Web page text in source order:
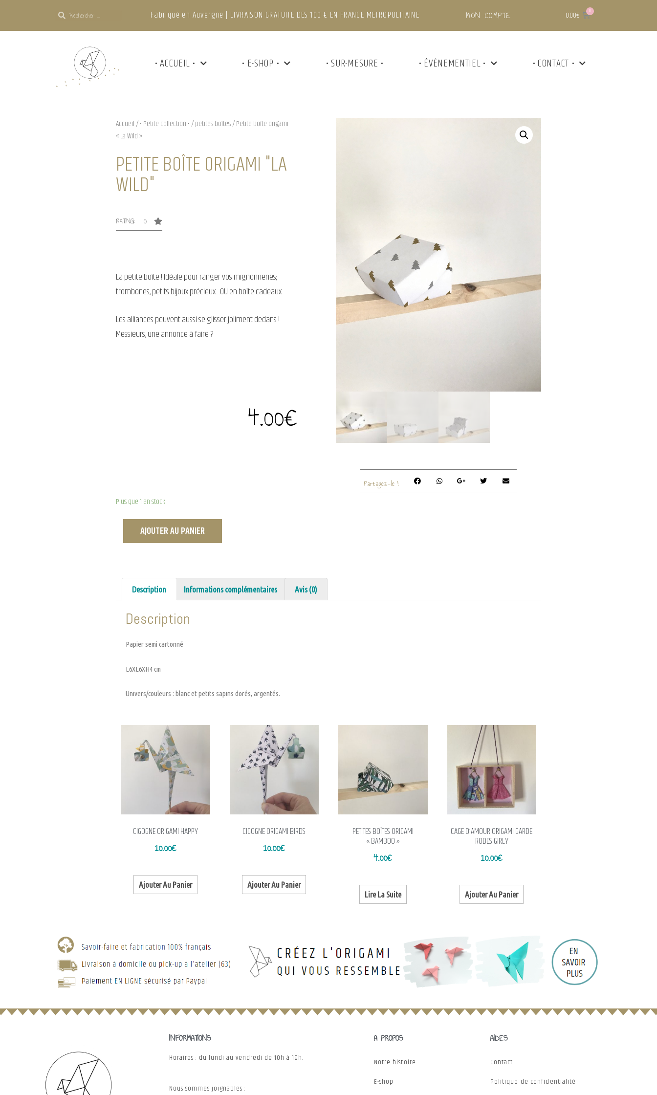
Fabriqué en Auvergne | LIVRAISON GRATUITE DES 100 € EN FRANCE METROPOLITAINE MON COMPTE 0.00€
• ACCUEIL • • E-SHOP • • SUR-MESURE • • ÉVÉNEMENTIEL • • CONTACT •
Accueil/• Petite collection •/petites boîtes/ Petite boîte origami
« La Wild »
PETITE BOÎTE ORIGAMI "LA
WILD"
RATING: 0
La petite boîte ! Idéale pour ranger vos mignonneries;
trombones, petits bijoux précieux…OU en boîte cadeaux
Les alliances peuvent aussi se glisser joliment dedans !
Messieurs, une annonce à faire ?
4.00€
Plus que 1 en stock
AJOUTER AU PANIER
Partagez-le !
Description Informations complémentaires Avis (0)
Description
Papier semi cartonné
L6XL6XH4 cm
Univers/couleurs : blanc et petits sapins dorés, argentés.
CIGOGNE ORIGAMI HAPPY
10.00€
Ajouter Au Panier
CIGOGNE ORIGAMI BIRDS
10.00€
Ajouter Au Panier
PETITES BOÎTES ORIGAMI
« BAMBOO »
4.00€
Lire La Suite
CAGE D’AMOUR ORIGAMI GARDE
ROBES GIRLY
10.00€
Ajouter Au Panier
INFORMATIONS
Horaires : du lundi au vendredi de 10h à 19h.
Nous sommes joignables :
A PROPOS
Notre histoire
E-shop
AIDES
Contact
Politique de confidentialité